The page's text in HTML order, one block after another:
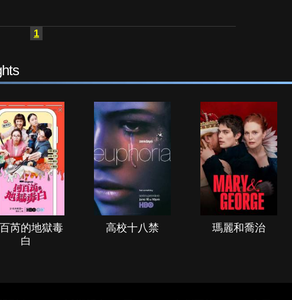
1
芮的地獄毒
白
高校十八禁 瑪麗和喬治